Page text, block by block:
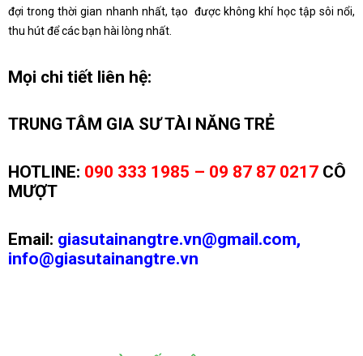
đợi trong thời gian nhanh nhất, tạo được không khí học tập sôi nổi,
thu hút để các bạn hài lòng nhất.
Mọi chi tiết liên hệ:
TRUNG TÂM GIA SƯ TÀI NĂNG TRẺ
HOTLINE: 090 333 1985 – 09 87 87 0217 CÔ
MƯỢT
Email: giasutainangtre.vn@gmail.com,
info@giasutainangtre.vn